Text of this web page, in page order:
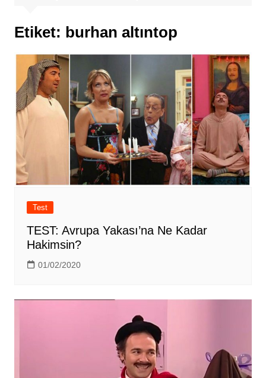
Etiket: burhan altıntop
Test
TEST: Avrupa Yakası’na Ne Kadar
Hakimsin?
01/02/2020